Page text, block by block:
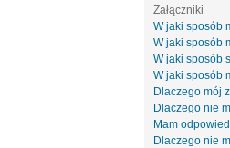
Załączniki
W jaki sposób
W jaki sposób
W jaki sposób
W jaki sposób
Dlaczego mój
Dlaczego nie
Mam
Dlaczego nie